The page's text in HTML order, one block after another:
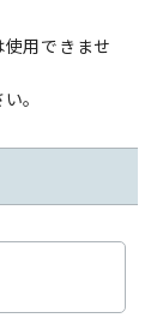
用できませ
。